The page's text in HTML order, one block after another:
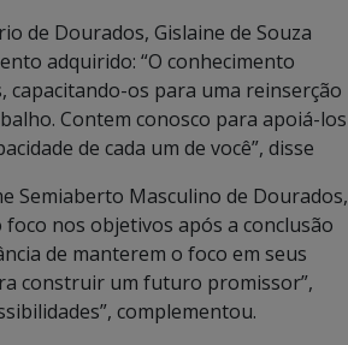
de Dourados, Gislaine de Souza
adquirido: “O conhecimento
os para uma reinserção
Contem conosco para apoiá-los
de cada um de você”, disse
Semiaberto Masculino de Dourados,
nos objetivos após a conclusão
de manterem o foco em seus
construir um futuro promissor”,
complementou.